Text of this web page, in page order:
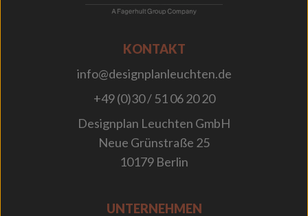
KONTAKT
info@designplanleuchten.de
+49 (0)30 / 51 06 20 20
Designplan Leuchten GmbH
Neue Grünstraße 25
10179 Berlin
UNTERNEHMEN